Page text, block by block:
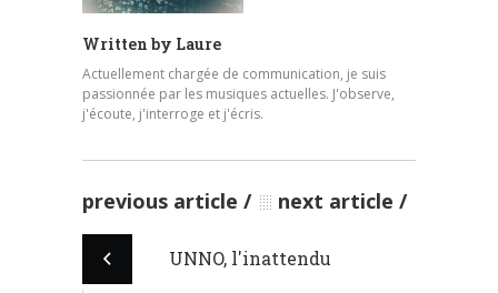
Written by Laure
Actuellement chargée de communication, je suis
passionnée par les musiques actuelles. J'observe,
j'écoute, j'interroge et j'écris.
previous article next article
UNNO, l'inattendu